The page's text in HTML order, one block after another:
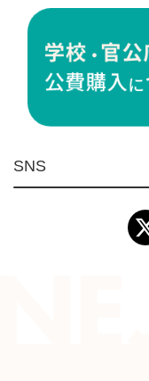
ケミカル製品
荷役伝導
環境安全用品
イマオ製品(IMAO)
工業資材(栃木屋)
SNS